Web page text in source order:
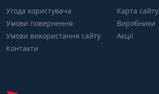
Угода користувача
Умови повернення
Умови використання сайту
Контакти
Карта сайту
Виробники
Акції